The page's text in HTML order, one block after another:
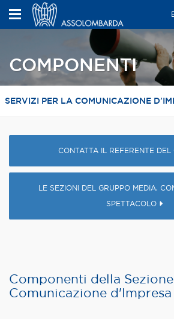
COMPONENTI
SERVIZI PER LA COMUNICAZIONE
CONTATTA IL REFERENTE DEL
LE SEZIONI DEL GRUPPO MEDIA,
SPETTACOLO
Componenti della
Comunicazione d'Impresa